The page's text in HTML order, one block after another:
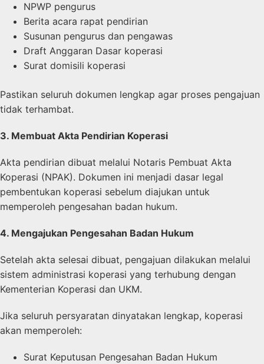
NPWP pengurus
Berita acara rapat pendirian
Susunan pengurus dan pengawas
Draft Anggaran Dasar koperasi
Surat domisili koperasi
Pastikan seluruh dokumen lengkap agar proses pengajuan
tidak terhambat.
3. Membuat Akta Pendirian Koperasi
Akta pendirian dibuat melalui Notaris Pembuat Akta
Koperasi (NPAK). Dokumen ini menjadi dasar legal
pembentukan koperasi sebelum diajukan untuk
memperoleh pengesahan badan hukum.
4. Mengajukan Pengesahan Badan Hukum
Setelah akta selesai dibuat, pengajuan dilakukan melalui
sistem administrasi koperasi yang terhubung dengan
Kementerian Koperasi dan UKM.
Jika seluruh persyaratan dinyatakan lengkap, koperasi
akan memperoleh:
Surat Keputusan Pengesahan Badan Hukum